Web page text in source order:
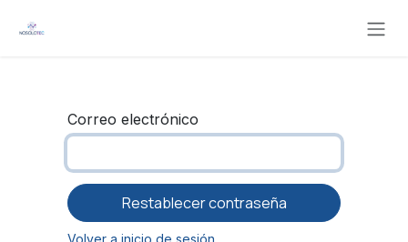
Correo electrónico
Restablecer contraseña
Volver a inicio de sesión